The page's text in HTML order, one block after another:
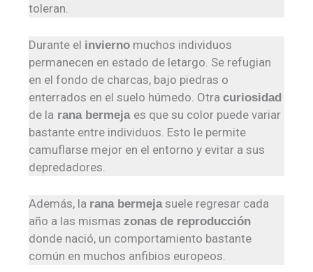
toleran.
Durante el invierno muchos individuos
permanecen en estado de letargo. Se refugian
en el fondo de charcas, bajo piedras o
enterrados en el suelo húmedo. Otracuriosidad
de la rana bermeja es que su color puede variar
bastante entre individuos. Esto le permite
camuflarse mejor en el entorno y evitar a sus
depredadores.
Además, la rana bermejasuele regresar cada
año a las mismaszonas de reproducción
donde nació, un comportamiento bastante
común en muchos anfibios europeos.